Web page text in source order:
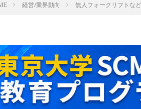
経営/業界動向 無人フォークリフトな